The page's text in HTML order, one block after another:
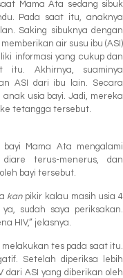
Mama Ata sedang sibuk
Pada saat itu, anaknya
Saking sibuknya dengan
air susu ibu (ASI)
informasi yang cukup dan
Akhirnya, suaminya
ASI dari ibu lain. Secara
usia bayi. Jadi, mereka
tetangga tersebut.
Mama Ata mengalami
terus-menerus, dan
bayi tersebut.
kan pikir kalau masih usia 4
ya, sudah saya periksakan.
HIV,” jelasnya.
tes pada saat itu.
Setelah diperiksa lebih
dari ASI yang diberikan oleh